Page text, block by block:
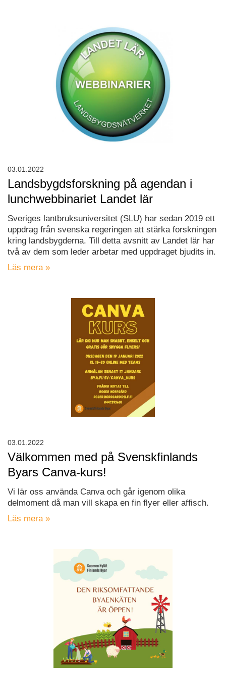
Landsbygdsforskning på agendan i
lunchwebbinariet Landet lär
Sveriges lantbruksuniversitet (SLU) har sedan 2019 ett
uppdrag från svenska regeringen att stärka forskningen
kring landsbygderna. Till detta avsnitt av Landet lär har
två av dem som leder arbetar med uppdraget bjudits in.
Läs mera »
03.01.2022
Välkommen med på Svenskfinlands
Byars Canva-kurs!
Vi lär oss använda Canva och går igenom olika
delmoment då man vill skapa en fin flyer eller affisch.
Läs mera »
03.01.2022